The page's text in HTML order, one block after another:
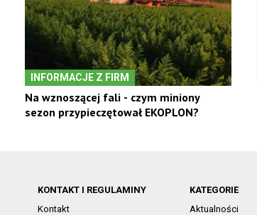
INFORMACJE Z FIRM
Na wznoszącej fali - czym miniony
sezon przypieczętował EKOPLON?
KONTAKT I REGULAMINY
Kontakt
KATEGORIE
Aktualności